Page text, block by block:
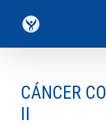
contenido
CÁNCER
II